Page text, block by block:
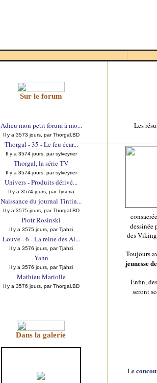
Sur le forum
Adieu mon petit forum à mo...
Il y a 3573 jours, par Thorgal.BD
Thorgal - 35 - Le feu écar...
Il y a 3574 jours, par sylveyrier
Thorgal, la série TV
Il y a 3574 jours, par sylveyrier
Univers - Produits dérivé...
Il y a 3574 jours, par Tyseria
Naissance du journal Tintin...
Il y a 3575 jours, par Thorgal.BD
Piotr Rosinski
Il y a 3575 jours, par Tjahzi
Louve - 6 - La reine des Al...
Il y a 3576 jours, par Tjahzi
Yann
Il y a 3576 jours, par Tjahzi
Mathieu Mariolle
Il y a 3576 jours, par Thorgal.BD
Dans la galerie
Les
dessinée
des
Toujours
jeunesse
Enfin,
seront
Le